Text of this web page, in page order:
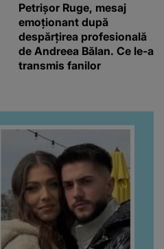
Petrișor Ruge, mesaj
emoționant după
despărțirea profesională
de Andreea Bălan. Ce le-a
transmis fanilor